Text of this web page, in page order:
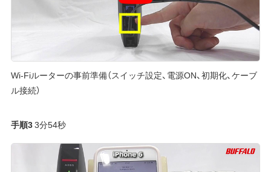
Wi-Fiルーターの事前準備（スイッチ設定、電源ON、初期化、ケーブ
ル接続）
手順33分54秒